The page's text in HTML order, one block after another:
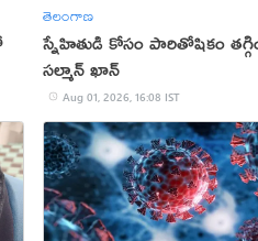
తెలంగాణ
స్నేహితుడి కోసం పారితోషికం
సల్మాన్ ఖాన్
Aug 01, 2026, 16:08 IST